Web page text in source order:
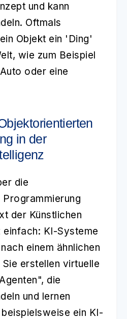
und kann
Oftmals
Objekt ein 'Ding'
wie zum Beispiel
oder eine
in der
die
der Künstlichen
einfach: KI-Systeme
einem ähnlichen
Sie erstellen virtuelle
die
und lernen
ein KI-